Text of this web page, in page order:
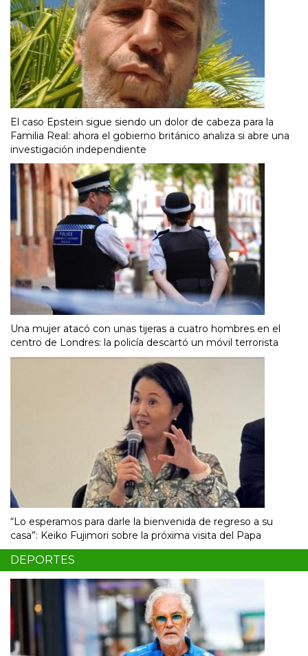
El caso Epstein sigue siendo un dolor de cabeza para la
Familia Real: ahora el gobierno británico analiza si abre una
investigación independiente
Una mujer atacó con unas tijeras a cuatro hombres en el
centro de Londres: la policía descartó un móvil terrorista
“Lo esperamos para darle la bienvenida de regreso a su
casa”: Keiko Fujimori sobre la próxima visita del Papa
DEPORTES